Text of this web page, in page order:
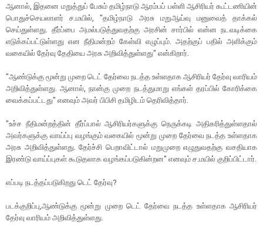
ஆனால், இதனை மறுத்துப் பேசும் தமிழ்நாடு ஆரம்பப் பள்ளி ஆசிரியர் கூட்டணியின்
பொதுச்செயலாளர் ச.மயில், "தமிழ்நாடு அரசு மறுஆய்வு மனுவைத் தாக்கல்
செய்துள்ளது. தீர்ப்பை அமல்படுத்துவதற்கு அரசின் சார்பில் என்ன நடவடிக்கை
எடுக்கப்பட்டுள்ளது என நீதிமன்றம் கேள்வி எழுப்பும். அதற்குப் பதில் அளிக்கும்
வகையில் தேர்வு தேதியை அரசு அறிவித்துள்ளது" என்கிறார்.
"ஆண்டுக்கு மூன்று முறை டெட் தேர்வை நடத்த உள்ளதாக ஆசிரியர் தேர்வு வாரியம்
அறிவித்துள்ளது. ஆனால், நான்கு முறை நடத்துமாறு எங்கள் தரப்பில் கோரிக்கை
வைக்கப்பட்டது" எனவும் அவர் பிபிசி தமிழிடம் தெரிவித்தார்.
"உச்ச நீதிமன்றத்தின் தீர்ப்பால் ஆசிரியர்களுக்கு நெருக்கடி அதிகரித்துள்ளதால்
அவர்களுக்கு வாய்ப்பு வழங்கும் வகையில் மூன்று முறை தேர்வை நடத்த உள்ளதாக
அரசு அறிவித்துள்ளது. தேர்ச்சி பெறாவிட்டால் மறுமுறை எழுதுவதற்கு வசதியாக
இரண்டு வாய்ப்புகள் கூடுதலாக வழங்கப்படுகின்றன" எனவும் ச.மயில் குறிப்பிட்டார்.
எப்படி நடத்தப்படுகிறது டெட் தேர்வு?
படக்குறிப்பு,ஆண்டுக்கு மூன்று முறை டெட் தேர்வை நடத்த உள்ளதாக ஆசிரியர்
தேர்வு வாரியம் அறிவித்துள்ளது.